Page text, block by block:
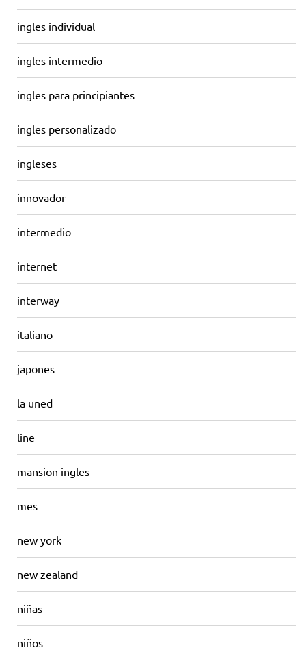
ingles individual
ingles intermedio
ingles para principiantes
ingles personalizado
ingleses
innovador
intermedio
internet
interway
italiano
japones
la uned
line
mansion ingles
mes
new york
new zealand
niñas
niños